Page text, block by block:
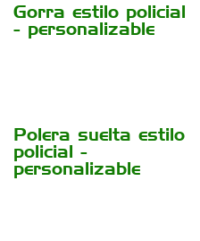
Gorra estilo policial
- personalizable
Polera suelta estilo
policial -
personalizable